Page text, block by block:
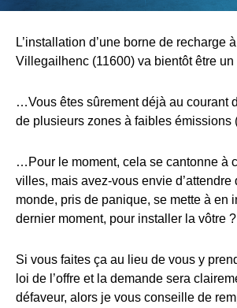
L’installation d’une borne de recharge
Villegailhenc (11600) va bientôt être
…Vous êtes sûrement déjà au courant
de plusieurs zones à faibles
…Pour le moment, cela se cantonne à
villes, mais avez-vous envie d’attendre
monde, pris de panique, se mette à en
dernier moment, pour installer la vôtre ?
Si vous faites ça au lieu de vous y
loi de l’offre et la demande sera
défaveur, alors je vous conseille de